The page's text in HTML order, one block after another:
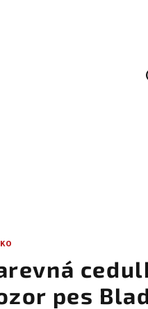
pes